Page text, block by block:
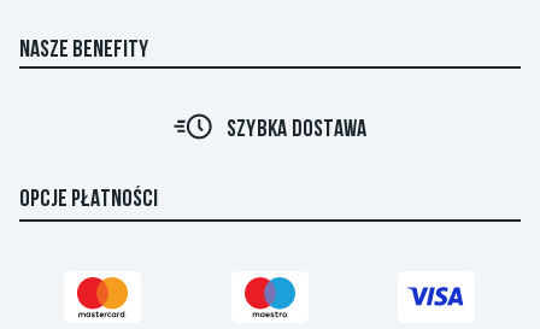
NASZE BENEFITY
SZYBKA DOSTAWA
OPCJE PŁATNOŚCI